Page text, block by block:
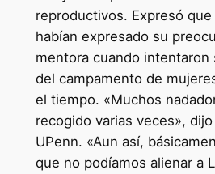
reproductivos. Expresó
habían expresado su
mentora cuando intentaron
del campamento de
el tiempo. «Muchos
recogido varias veces»,
UPenn. «Aun así,
que no podíamos alienar a